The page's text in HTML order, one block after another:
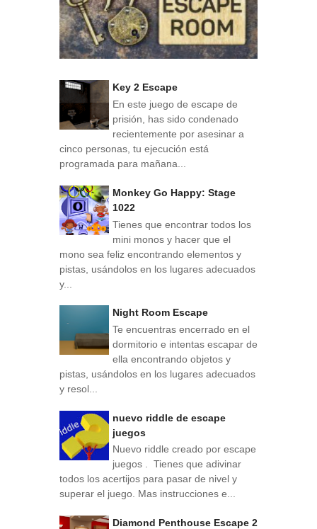
Key 2 Escape
En este juego de escape de
prisión, has sido condenado
recientemente por asesinar a
cinco personas, tu ejecución está
programada para mañana...
Monkey Go Happy: Stage
1022
Tienes que encontrar todos los
mini monos y hacer que el
mono sea feliz encontrando elementos y
pistas, usándolos en los lugares adecuados
y...
Night Room Escape
Te encuentras encerrado en el
dormitorio e intentas escapar de
ella encontrando objetos y
pistas, usándolos en los lugares adecuados
y resol...
nuevo riddle de escape
juegos
Nuevo riddle creado por escape
juegos . Tienes que adivinar
todos los acertijos para pasar de nivel y
superar el juego. Mas instrucciones e...
Diamond Penthouse Escape 2